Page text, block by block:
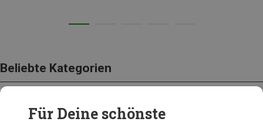
Beliebte Kategorien
BEKLEIDUNG
Für Deine schönste